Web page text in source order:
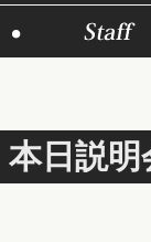
本日説明